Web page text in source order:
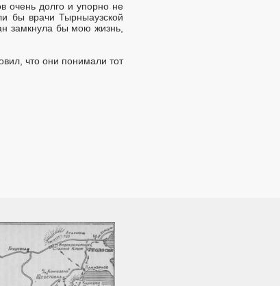
очень долго и упорно не
бы врачи Тырныаузской
замкнула бы мою жизнь,
что они понимали тот